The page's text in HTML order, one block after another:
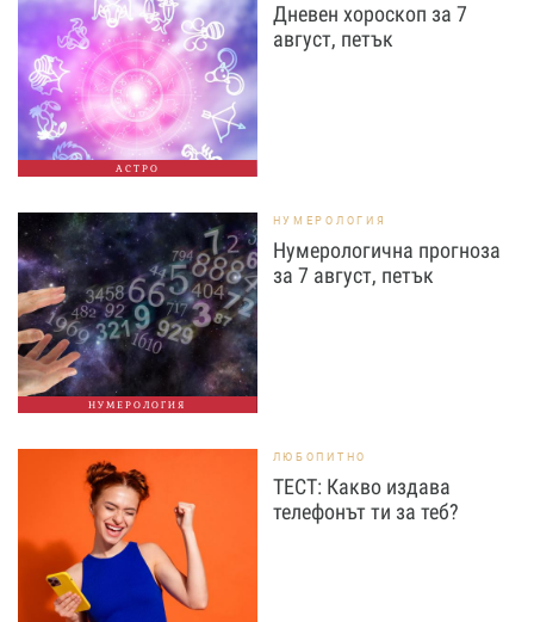
АСТРО
Дневен хороскоп за 7
август, петък
НУМЕРОЛОГИЯ
НУМЕРОЛОГИЯ
Нумерологична прогноза
за 7 август, петък
ЛЮБОПИТНО
ТЕСТ: Какво издава
телефонът ти за теб?